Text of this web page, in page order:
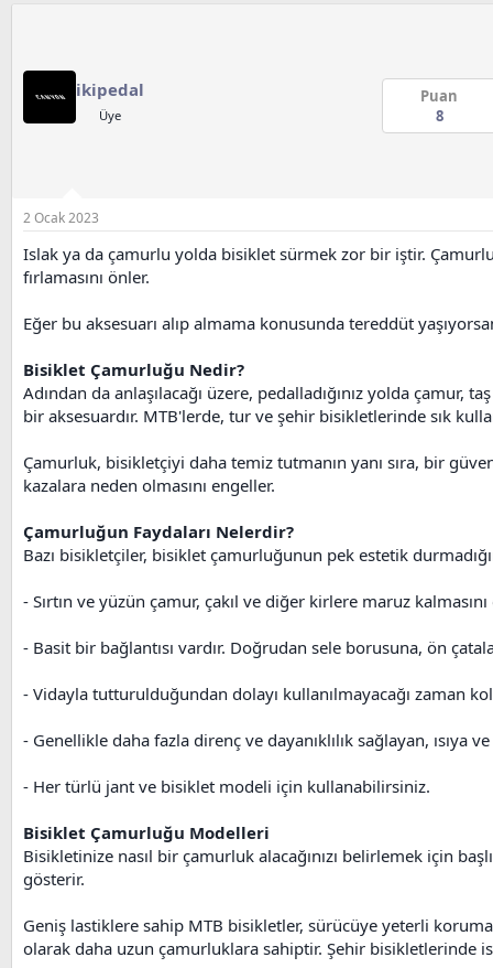
ikipedal
Üye
Puan
8
2 Ocak 2023
Islak ya da çamurlu yolda bisiklet sürmek zor bir iştir.
fırlamasını önler.
Eğer bu aksesuarı alıp almama konusunda tereddüt
Bisiklet Çamurluğu Nedir?
Adından da anlaşılacağı üzere, pedalladığınız yolda
bir aksesuardır. MTB'lerde, tur ve şehir bisikletlerinde sık
Çamurluk, bisikletçiyi daha temiz tutmanın yanı sıra, bir
kazalara neden olmasını engeller.
Çamurluğun Faydaları Nelerdir?
Bazı bisikletçiler, bisiklet çamurluğunun pek estetik
- Sırtın ve yüzün çamur, çakıl ve diğer kirlere maruz kalmasını
- Basit bir bağlantısı vardır. Doğrudan sele borusuna, ön
- Vidayla tutturulduğundan dolayı kullanılmayacağı zaman
- Genellikle daha fazla direnç ve dayanıklılık sağlayan, ısıya
- Her türlü jant ve bisiklet modeli için kullanabilirsiniz.
Bisiklet Çamurluğu Modelleri
Bisikletinize nasıl bir çamurluk alacağınızı belirlemek için
gösterir.
Geniş lastiklere sahip MTB bisikletler, sürücüye yeterli
olarak daha uzun çamurluklara sahiptir. Şehir bisikletlerinde